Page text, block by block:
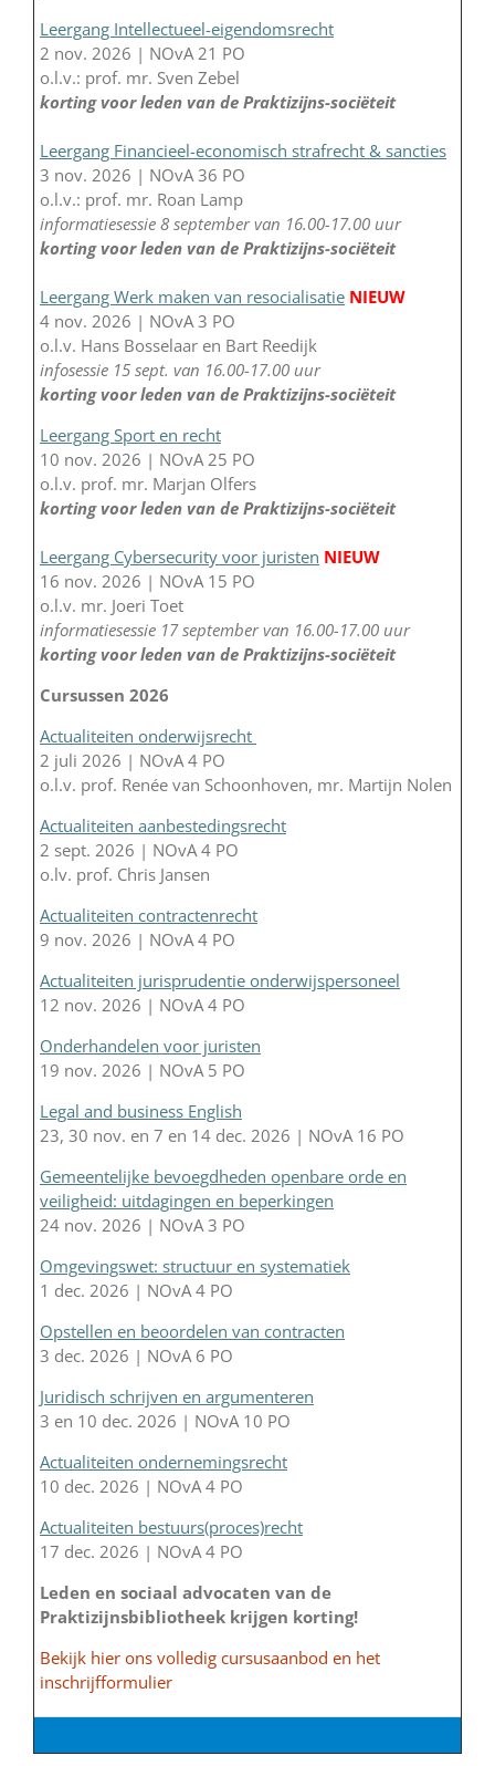
Leergang Intellectueel-eigendomsrecht
2 nov. 2026 | NOvA 21 PO
o.l.v.: prof. mr. Sven Zebel
korting voor leden van de Praktizijns-sociëteit
Leergang Financieel-economisch strafrecht & sancties
3 nov. 2026 | NOvA 36 PO
o.l.v.: prof. mr. Roan Lamp
informatiesessie 8 september van 16.00-17.00 uur
korting voor leden van de Praktizijns-sociëteit
Leergang Werk maken van resocialisatie NIEUW
4 nov. 2026 | NOvA 3 PO
o.l.v. Hans Bosselaar en Bart Reedijk
infosessie 15 sept. van 16.00-17.00 uur
korting voor leden van de Praktizijns-sociëteit
Leergang Sport en recht
10 nov. 2026 | NOvA 25 PO
o.l.v. prof. mr. Marjan Olfers
korting voor leden van de Praktizijns-sociëteit
Leergang Cybersecurity voor juristen NIEUW
16 nov. 2026 | NOvA 15 PO
o.l.v. mr. Joeri Toet
informatiesessie 17 september van 16.00-17.00 uur
korting voor leden van de Praktizijns-sociëteit
Cursussen 2026
Actualiteiten onderwijsrecht
2 juli 2026 | NOvA 4 PO
o.l.v. prof. Renée van Schoonhoven, mr. Martijn Nolen
Actualiteiten aanbestedingsrecht
2 sept. 2026 | NOvA 4 PO
o.lv. prof. Chris Jansen
Actualiteiten contractenrecht
9 nov. 2026 | NOvA 4 PO
Actualiteiten jurisprudentie onderwijspersoneel
12 nov. 2026 | NOvA 4 PO
Onderhandelen voor juristen
19 nov. 2026 | NOvA 5 PO
Legal and business English
23, 30 nov. en 7 en 14 dec. 2026 | NOvA 16 PO
Gemeentelijke bevoegdheden openbare orde en
veiligheid: uitdagingen en beperkingen
24 nov. 2026 | NOvA 3 PO
Omgevingswet: structuur en systematiek
1 dec. 2026 | NOvA 4 PO
Opstellen en beoordelen van contracten
3 dec. 2026 | NOvA 6 PO
Juridisch schrijven en argumenteren
3 en 10 dec. 2026 | NOvA 10 PO
Actualiteiten ondernemingsrecht
10 dec. 2026 | NOvA 4 PO
Actualiteiten bestuurs(proces)recht
17 dec. 2026 | NOvA 4 PO
Leden en sociaal advocaten van de
Praktizijnsbibliotheek krijgen korting!
Bekijk hier ons volledig cursusaanbod en het
inschrijfformulier